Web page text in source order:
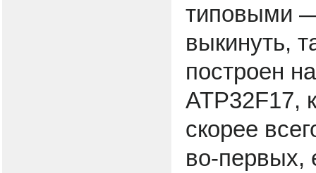
типовыми
выкинуть,
построен
ATP32F17,
скорее
во-первых,